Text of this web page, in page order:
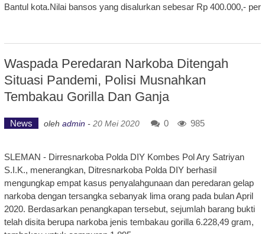
Bantul kota.Nilai bansos yang disalurkan sebesar Rp 400.000,- per
Waspada Peredaran Narkoba Ditengah
Situasi Pandemi, Polisi Musnahkan
Tembakau Gorilla Dan Ganja
News oleh admin - 20 Mei 2020 0 985
SLEMAN - Dirresnarkoba Polda DIY Kombes Pol Ary Satriyan
S.I.K., menerangkan, Ditresnarkoba Polda DIY berhasil
mengungkap empat kasus penyalahgunaan dan peredaran gelap
narkoba dengan tersangka sebanyak lima orang pada bulan April
2020. Berdasarkan penangkapan tersebut, sejumlah barang bukti
telah disita berupa narkoba jenis tembakau gorilla 6.228,49 gram,